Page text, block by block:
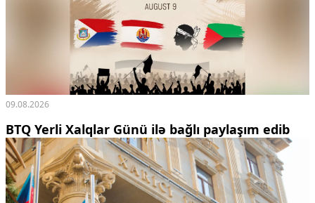
09.08.2026
BTQ Yerli Xalqlar Günü ilə bağlı paylaşım edib